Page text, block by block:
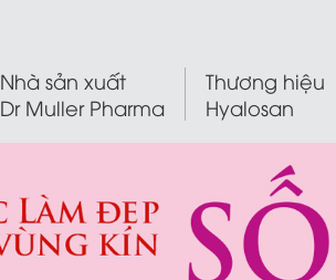
Nhà sản xuất
Dr Muller Pharma
Thương hiệu
Hyalosan